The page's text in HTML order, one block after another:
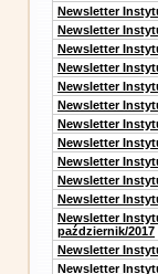
Newsletter
Newsletter
Newsletter
Newsletter
Newsletter
Newsletter
Newsletter
Newsletter
Newsletter
Newsletter
Newsletter
Newsletter
październik/2017
Newsletter
Newsletter